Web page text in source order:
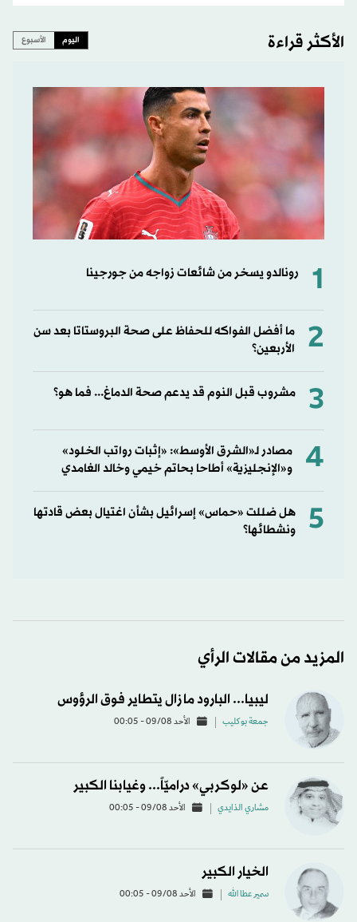
الأكثر قراءة اليوم الأسبوع
1 رونالدو يسخر من شائعات زواجه من جورجينا
2
ما أفضل الفواكه للحفاظ على صحة البروستاتا بعد سن
الأربعين؟
3 مشروب قبل النوم قد يدعم صحة الدماغ... فما هو؟
4
مصادر لـ«الشرق الأوسط»: «إثبات رواتب الخلود»
و«الإنجليزية» أطاحا بحاتم خيمي وخالد الغامدي
5
هل ضللت «حماس» إسرائيل بشأن اغتيال بعض قادتها
ونشطائها؟
المزيد من مقالات الرأي
ليبيا... البارود ما زال يتطاير فوق الرؤوس
جمعة بوكليب الأحد 09/08 - 00:05
عن «لوكربي» دراميّاً... وغيابنا الكبير
مشاري الذايدي الأحد 09/08 - 00:05
الخيار الكبير
سمير عطا الله الأحد 09/08 - 00:05